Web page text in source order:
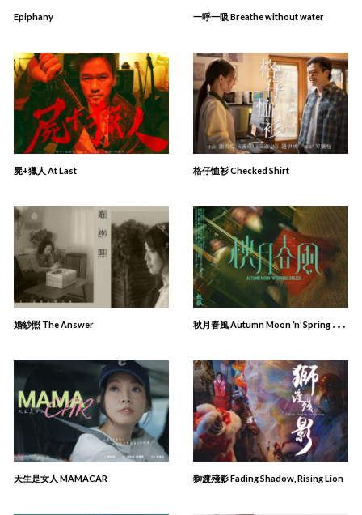
Epiphany 一呼一吸 Breathe without water
屍+獵人 At Last 格仔恤衫 Checked Shirt
婚紗照 The Answer 秋
⽉春風 Autumn Moon ‘n’ Spring Breeze
天生是女人 MAMACAR 獅渡殘影 Fading Shadow, Rising Lion